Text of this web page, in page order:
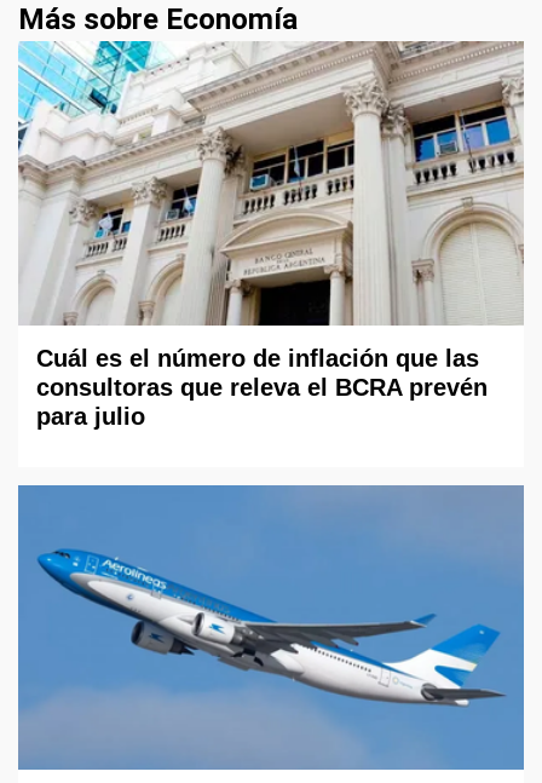
Más sobre Economía
Cuál es el número de inflación que las
consultoras que releva el BCRA prevén
para julio